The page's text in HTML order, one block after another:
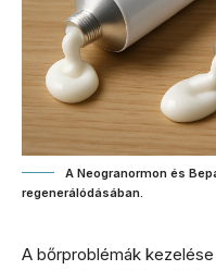
A Neogranormon és
regenerálódásában.
A bőrproblémák